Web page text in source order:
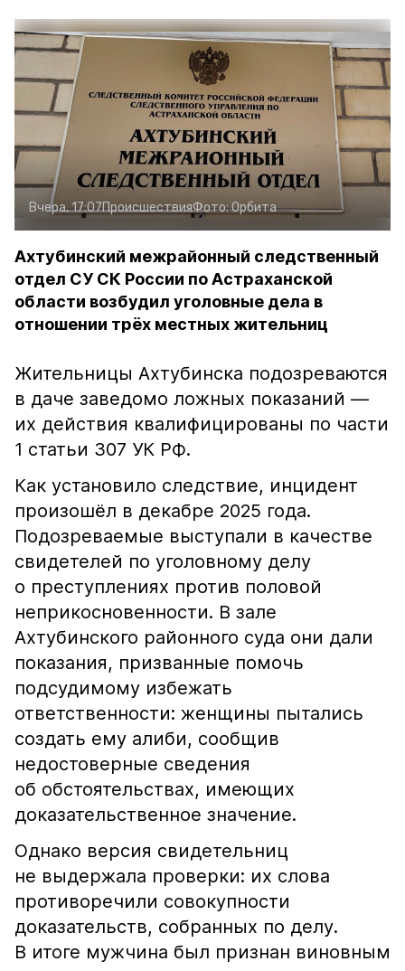
Вчера, 17:07ПроисшествияФото:Орбита
Ахтубинский межрайонный следственный
отдел СУ СК России по Астраханской
области возбудил уголовные дела в
отношении трёх местных жительниц
Жительницы Ахтубинска подозреваются
в даче заведомо ложных показаний —
их действия квалифицированы по части
1 статьи 307 УК РФ.
Как установило следствие, инцидент
произошёл в декабре 2025 года.
Подозреваемые выступали в качестве
свидетелей по уголовному делу
о преступлениях против половой
неприкосновенности. В зале
Ахтубинского районного суда они дали
показания, призванные помочь
подсудимому избежать
ответственности: женщины пытались
создать ему алиби, сообщив
недостоверные сведения
об обстоятельствах, имеющих
доказательственное значение.
Однако версия свидетельниц
не выдержала проверки: их слова
противоречили совокупности
доказательств, собранных по делу.
В итоге мужчина был признан виновным